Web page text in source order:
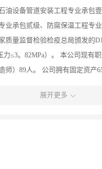
油设备管道安装工程专业承包
业承包贰级、防腐保温工程专
量监督检验检疫总局颁发的
≤3。82MPa）。 本公司现有
师）89人。 公司拥有固定资产
、民用建筑等主要项目千余项
国调查统计行业协会、中国
展开更多